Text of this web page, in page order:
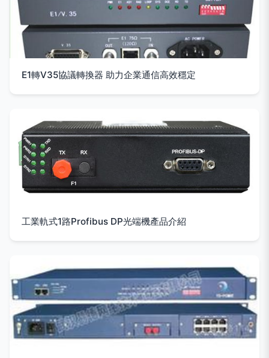
E1轉V35協議轉換器 助力企業通信高效穩定
工業軌式1路Profibus DP光端機產品介紹